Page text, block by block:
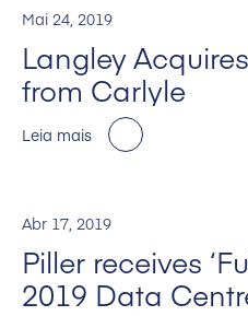
Mai 24, 2019
Langley
from Carlyle
Leia mais
Abr 17, 2019
Piller receives
2019 Data